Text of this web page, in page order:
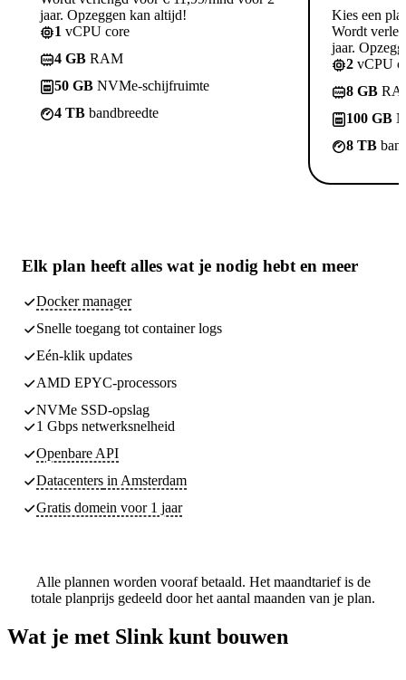
jaar. Opzeggen kan altijd!
1 vCPU core
4 GB RAM
50 GB NVMe-schijfruimte
4 TB bandbreedte
Kies een
Wordt
jaar.
2 vCPU
8 GB
100 GB
8 TB
Elk plan heeft alles wat je nodig hebt en meer
Docker manager
Snelle toegang tot container logs
Eén-klik updates
AMD EPYC-processors
NVMe SSD-opslag
1 Gbps netwerksnelheid
Openbare API
Datacenters in Amsterdam
Gratis domein voor 1 jaar
Alle plannen worden vooraf betaald. Het maandtarief is de
totale planprijs gedeeld door het aantal maanden van je plan.
Wat je met Slink kunt bouwen